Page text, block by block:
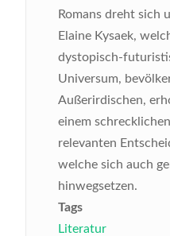
Romans dreht sich
Elaine Kysaek,
dystopisch-
Universum,
Außerirdischen,
einem
relevanten
welche sich auch
hinwegsetzen.
Tags
Literatur